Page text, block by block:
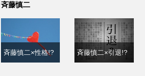
斉藤慎二
斉藤慎二×性格!? 斉藤慎二×引退!?